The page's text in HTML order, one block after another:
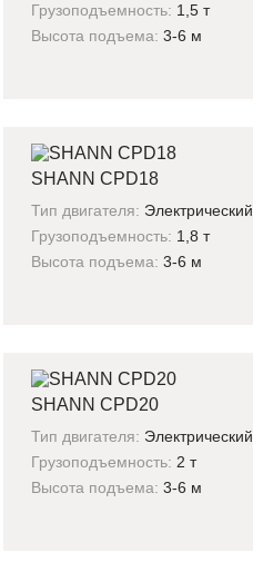
Грузоподъемность: 1,5 т
Высота подъема: 3-6 м
SHANN CPD18
Тип двигателя: Электрический
Грузоподъемность: 1,8 т
Высота подъема: 3-6 м
SHANN CPD20
Тип двигателя: Электрический
Грузоподъемность: 2 т
Высота подъема: 3-6 м